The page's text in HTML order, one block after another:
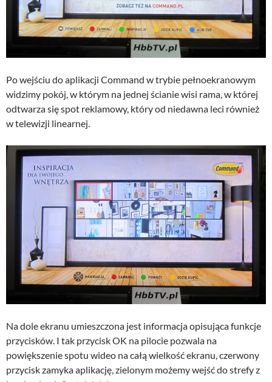
Po wejściu do aplikacji Command w trybie pełnoekranowym
widzimy pokój, w którym na jednej ścianie wisi rama, w której
odtwarza się spot reklamowy, który od niedawna leci również
w telewizji linearnej.
Na dole ekranu umieszczona jest informacja opisująca funkcje
przycisków. I tak przycisk OK na pilocie pozwala na
powiększenie spotu wideo na całą wielkość ekranu, czerwony
przycisk zamyka aplikację, zielonym możemy wejść do strefy z